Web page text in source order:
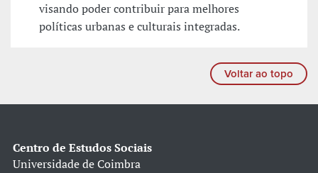
visando poder contribuir para melhores
políticas urbanas e culturais integradas.
Voltar ao topo
Centro de Estudos Sociais
Universidade de Coimbra